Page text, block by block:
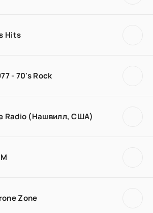
Hits
- 70's Rock
Radio (Нашвилл, США)
Zone